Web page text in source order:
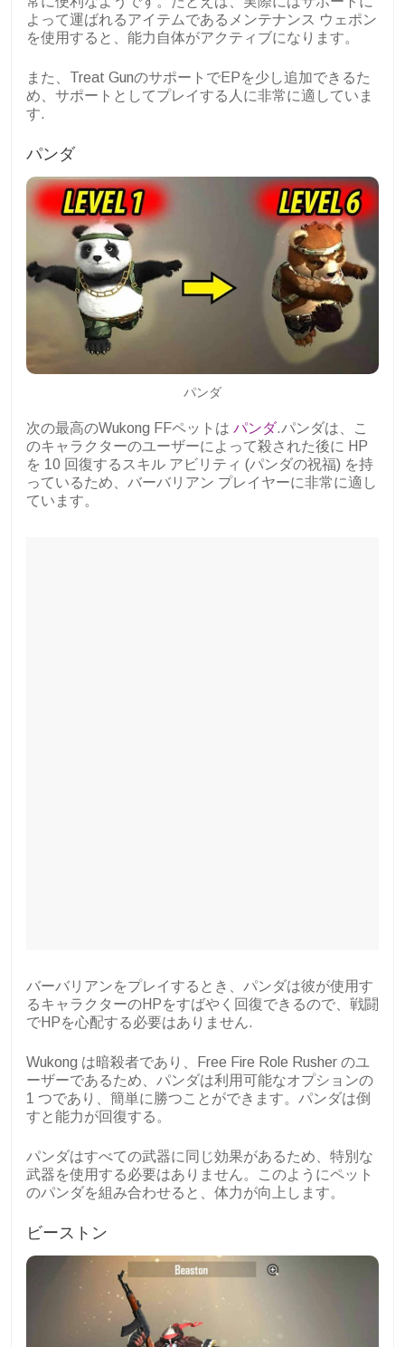
よって運ばれるアイテムであるメンテナンス ウェポン
を使用すると、能力自体がアクティブになります。
また、Treat GunのサポートでEPを少し追加できるた
め、サポートとしてプレイする人に非常に適していま
す.
パンダ
パンダ
次の最高のWukong FFペットは パンダ.パンダは、こ
のキャラクターのユーザーによって殺された後に HP
を 10 回復するスキル アビリティ (パンダの祝福) を持
っているため、バーバリアン プレイヤーに非常に適し
ています。
バーバリアンをプレイするとき、パンダは彼が使用す
るキャラクターのHPをすばやく回復できるので、戦闘
でHPを心配する必要はありません.
Wukong は暗殺者であり、Free Fire Role Rusher のユ
ーザーであるため、パンダは利用可能なオプションの
1 つであり、簡単に勝つことができます。パンダは倒
すと能力が回復する。
パンダはすべての武器に同じ効果があるため、特別な
武器を使用する必要はありません。このようにペット
のパンダを組み合わせると、体力が向上します。
ビーストン